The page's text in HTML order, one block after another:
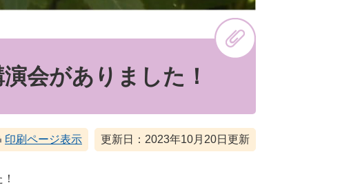
会がありました！
印刷ページ表示 更新日：2023年10月20日更新